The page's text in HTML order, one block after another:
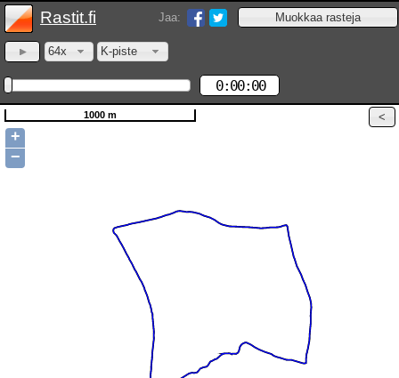
Rastit.fi Jaa:
64x K-piste
0:00:00
1000 m
+
−